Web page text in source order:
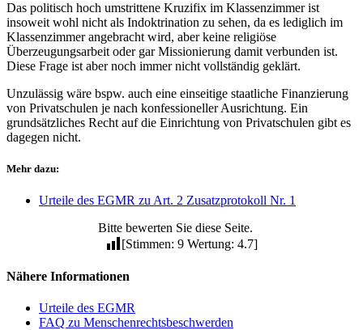
Das politisch hoch umstrittene Kruzifix im Klassenzimmer ist
insoweit wohl nicht als Indoktrination zu sehen, da es lediglich im
Klassenzimmer angebracht wird, aber keine religiöse
Überzeugungsarbeit oder gar Missionierung damit verbunden ist.
Diese Frage ist aber noch immer nicht vollständig geklärt.
Unzulässig wäre bspw. auch eine einseitige staatliche Finanzierung
von Privatschulen je nach konfessioneller Ausrichtung. Ein
grundsätzliches Recht auf die Einrichtung von Privatschulen gibt es
dagegen nicht.
Mehr dazu:
Urteile des EGMR zu Art. 2 Zusatzprotokoll Nr. 1
Bitte bewerten Sie diese Seite.
[Stimmen: 9 Wertung: 4.7]
Nähere Informationen
Urteile des EGMR
FAQ zu Menschenrechtsbeschwerden